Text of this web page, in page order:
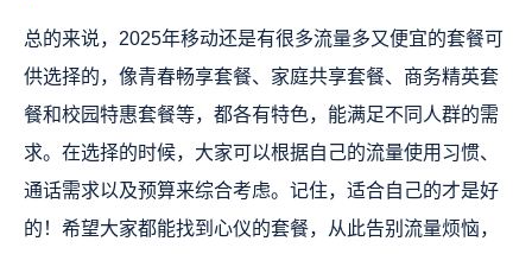
总的来说，2025年移动还是有很多流量多又便宜的套餐可
供选择的，像青春畅享套餐、家庭共享套餐、商务精英套
餐和校园特惠套餐等，都各有特色，能满足不同人群的需
求。在选择的时候，大家可以根据自己的流量使用习惯、
通话需求以及预算来综合考虑。记住，适合自己的才是好
的！希望大家都能找到心仪的套餐，从此告别流量烦恼，